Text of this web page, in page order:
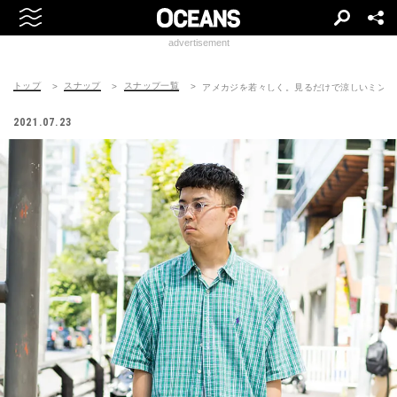
advertisement
トップ スナップ スナップ一覧 アメカジを若々しく。見るだけで涼しいミン
2021.07.23